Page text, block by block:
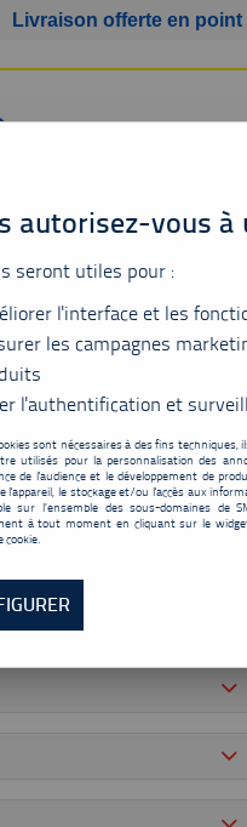
Livraison offerte en
BAGAGERIE
autorisez-vous à
seront utiles pour :
l'interface et les
les campagnes
l'authentification et
sont nécessaires à des fins
utilisés pour la personnalisation des
de l'audience et le développement de
l'appareil, le stockage et/ou l'accès aux
sur l’ensemble des sous-domaines de
à tout moment en cliquant sur le
cookie.